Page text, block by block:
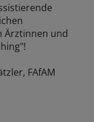
Ärztinnen und
FAfAM